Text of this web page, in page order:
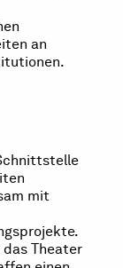
an
mit
das Theater